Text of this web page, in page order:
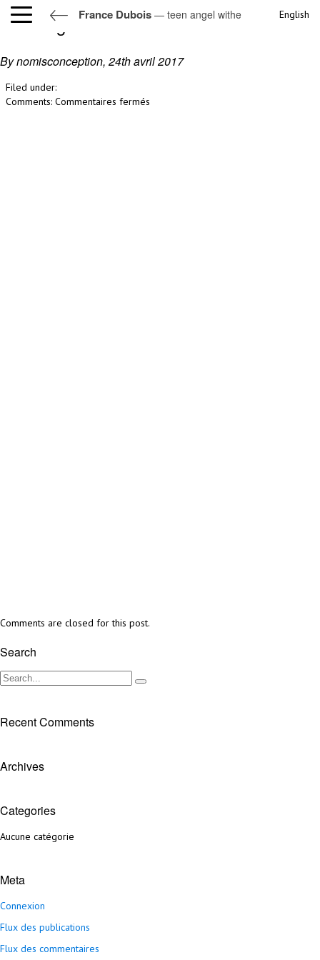
France Dubois — teen angel withe English
teen angel withe
By nomisconception, 24th avril 2017
Filed under:
Comments: Commentaires fermés
Comments are closed for this post.
Search
Recent Comments
Archives
Categories
Aucune catégorie
Meta
Connexion
Flux des publications
Flux des commentaires